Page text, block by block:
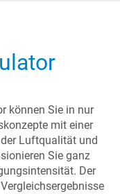
können Sie in nur
mit einer
Luftqualität und
Sie ganz
Der